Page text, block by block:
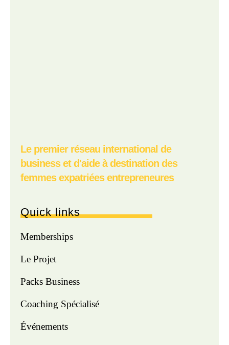
Le premier réseau international de
business et d'aide à destination des
femmes expatriées entrepreneures
Quick links
Memberships
Le Projet
Packs Business
Coaching Spécialisé
Événements